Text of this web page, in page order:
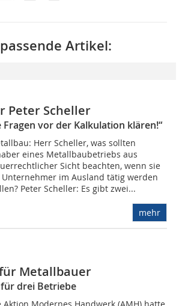
Artikel:
Peter Scheller
vor der Kalkulation klären!“
Herr Scheller, was sollten
eines Metallbaubetriebs aus
Sicht beachten, wenn sie
Unternehmer im Ausland tätig werden
Peter Scheller: Es gibt zwei...
mehr
Metallbauer
drei Betriebe